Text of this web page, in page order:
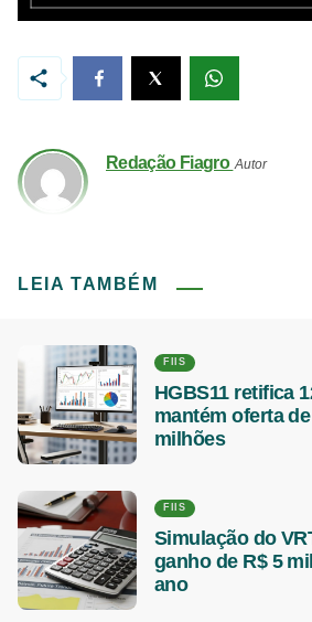
Redação Fiagro Autor
LEIA TAMBÉM
FIIS
HGBS11 retifica
mantém oferta
milhões
FIIS
Simulação do
ganho de R$ 5
ano